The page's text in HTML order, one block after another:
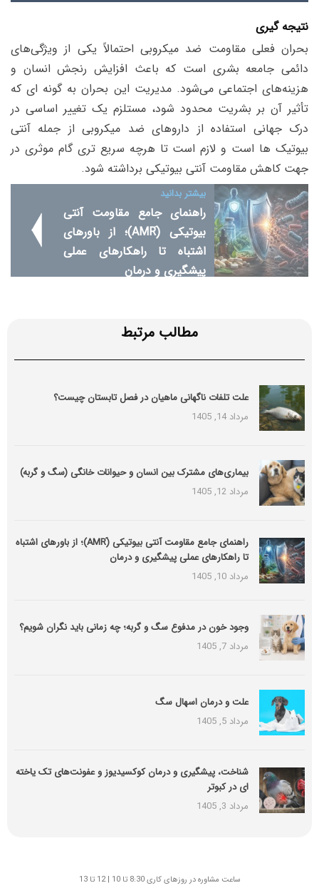
نتیجه گیری
بحران فعلی مقاومت ضد میکروبی احتمالاً یکی از ویژگی‌های
دائمی جامعه بشری است که باعث افزایش رنجش انسان و
هزینه‌های اجتماعی می‌شود. مدیریت این بحران به گونه ای که
تأثیر آن بر بشریت محدود شود، مستلزم یک تغییر اساسی در
درک جهانی استفاده از داروهای ضد میکروبی از جمله آنتی
بیوتیک ها است و لازم است تا هرچه سریع تری گام موثری در
جهت کاهش مقاومت آنتی بیوتیکی برداشته شود.
بیشتر بدانید
راهنمای جامع مقاومت آنتی
بیوتیکی (َAMR)؛ از باورهای
اشتباه تا راهکارهای عملی
پیشگیری و درمان
مطالب مرتبط
علت تلفات ناگهانی ماهیان در فصل تابستان چیست؟
مرداد 14, 1405
بیماری‌های مشترک بین انسان و حیوانات خانگی (سگ و گربه)
مرداد 12, 1405
راهنمای جامع مقاومت آنتی بیوتیکی (َAMR)؛ از باورهای اشتباه
تا راهکارهای عملی پیشگیری و درمان
مرداد 10, 1405
وجود خون در مدفوع سگ و گربه؛ چه زمانی باید نگران شویم؟
مرداد 7, 1405
علت و درمان اسهال سگ
مرداد 5, 1405
شناخت، پیشگیری و درمان کوکسیدیوز و عفونت‌های تک یاخته
ای در کبوتر
مرداد 3, 1405
ساعت مشاوره در روزهای کاری 8:30 تا 10 | 12 تا 13